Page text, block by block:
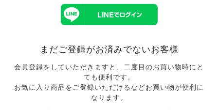
まだご登録がお済みでないお客様
会員登録をしていただきますと、二度目のお買い物時にと
ても便利です。
お気に入り商品をご登録いただけるなどお買い物が便利に
なります。